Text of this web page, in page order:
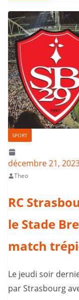
SPORT
décembre 21,
Theo
RC
le Stade
match
Le jeudi soir
par Strasbourg